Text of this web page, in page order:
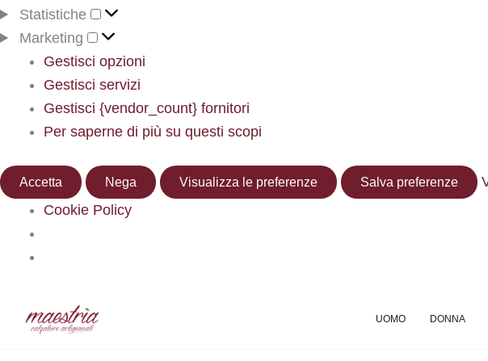
Statistiche Statistiche
Marketing Marketing
Gestisci opzioni
Gestisci servizi
Gestisci {vendor_count} fornitori
Per saperne di più su questi scopi
Accetta Nega Visualizza le preferenze Salva preferenze
Cookie Policy
UOMO DONNA
Maestria Calzature